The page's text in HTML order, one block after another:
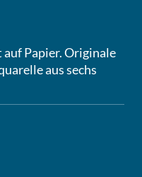
Papier. Originale
aus sechs